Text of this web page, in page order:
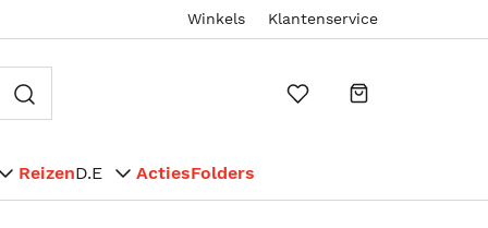
Winkels Klantenservice
ReizenD.E ActiesFolders